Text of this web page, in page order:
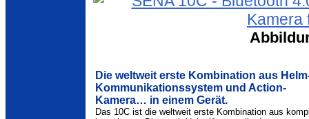
Die weltweit erste Kombination aus
Kommunikationssystem und Action-
Kamera… in einem Gerät.
Das 10C ist die weltweit erste Kombination aus